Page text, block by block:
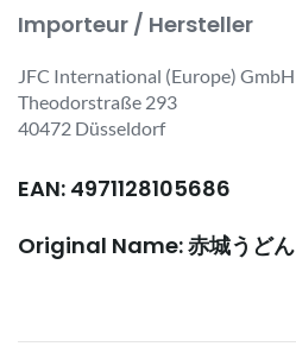
Importeur / Hersteller
JFC International (Europe) GmbH
Theodorstraße 293
40472 Düsseldorf
EAN: 4971128105686
Original Name: 赤城うどん